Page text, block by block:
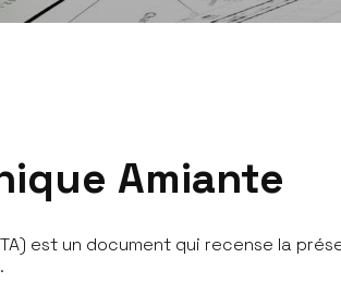
ique Amiante
est un document qui recense la